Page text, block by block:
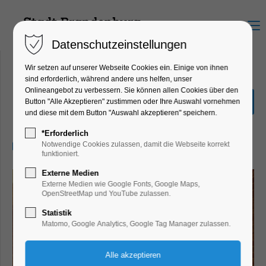
Menu
Mythos Maria
Ausstellung, Bildung, Vortrag
05.09.2026, 10:00–17:00
Datenschutzeinstellungen
Wir setzen auf unserer Webseite Cookies ein. Einige von ihnen
sind erforderlich, während andere uns helfen, unser
Onlineangebot zu verbessern. Sie können allen Cookies über den
Button "Alle Akzeptieren" zustimmen oder Ihre Auswahl vornehmen
und diese mit dem Button "Auswahl akzeptieren" speichern.
*Erforderlich
Notwendige Cookies zulassen, damit die Webseite korrekt
funktioniert.
Externe Medien
Externe Medien wie Google Fonts, Google Maps,
OpenStreetMap und YouTube zulassen.
Statistik
Matomo, Google Analytics, Google Tag Manager zulassen.